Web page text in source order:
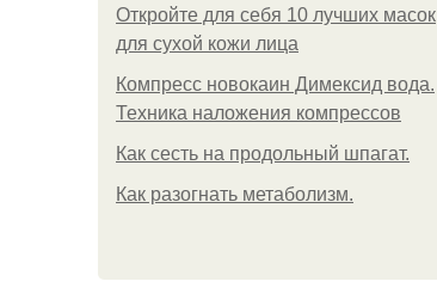
Откройте для себя 10 лучших масок
для сухой кожи лица
Компресс новокаин Димексид вода.
Техника наложения компрессов
Как сесть на продольный шпагат.
Как разогнать метаболизм.